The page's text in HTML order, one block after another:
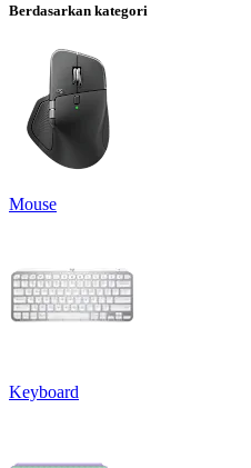
Berdasarkan kategori
Mouse
Keyboard